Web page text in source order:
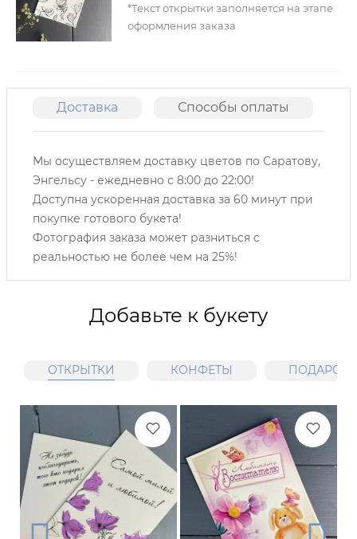
*Текст открытки заполняется на этапе
оформления заказа
Доставка Способы оплаты
Мы осуществляем доставку цветов по Саратову,
Энгельсу - ежедневно с 8:00 до 22:00!
Доступна ускоренная доставка за 60 минут при
покупке готового букета!
Фотография заказа может разниться с
реальностью не более чем на 25%!
Добавьте к букету
ОТКРЫТКИ КОНФЕТЫ